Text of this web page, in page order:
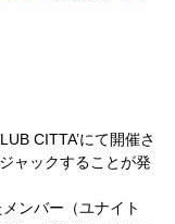
CITTA’にて開催さ
ャックすることが発
ンバー（ユナイト